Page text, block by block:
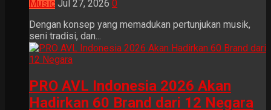
Music Jul 27, 2026 0
Dengan konsep yang memadukan pertunjukan musik,
seni tradisi, dan...
PRO AVL Indonesia 2026 Akan
Hadirkan 60 Brand dari 12 Negara